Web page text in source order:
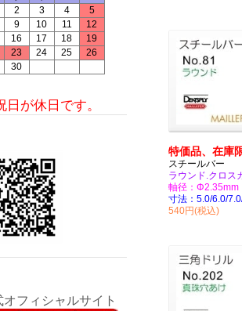
特価品、在庫
スチールバー
ラウンド.クロス
軸径：Φ2.35mm
寸法：5.0/6.0/
540円(税込)
2 3 4
5
9 10 11
12
16 17 18
19
23 24 25
26
30
が休日です。
フィシャルサイト